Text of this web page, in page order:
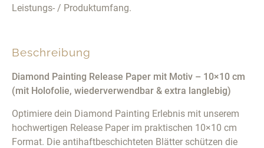
Beschreibung
Diamond Painting Release Paper mit Motiv – 10×10 cm
(mit Holofolie, wiederverwendbar & extra langlebig)
Optimiere dein Diamond Painting Erlebnis mit unserem
hochwertigen Release Paper im praktischen 10×10 cm
Format. Die antihaftbeschichteten Blätter schützen die
Leistungs- / Produktumfang.